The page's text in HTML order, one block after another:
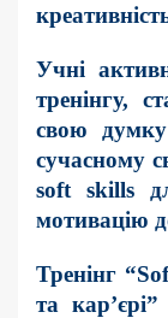
Учні
тренінгу,
свою
сучасному
soft skills
мотивацію
Тренінг
та